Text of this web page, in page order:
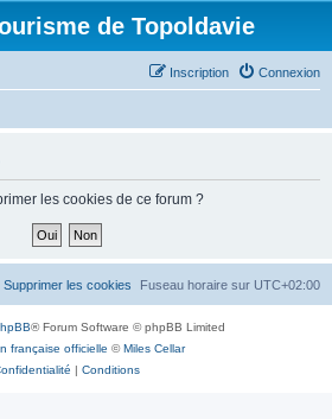
de Topoldavie
Connexion
Inscription
les cookies de ce forum ?
Fuseau horaire sur UTC+02:00
Supprimer les cookies
® Forum Software © phpBB Limited
française officielle ©Miles Cellar
| Conditions